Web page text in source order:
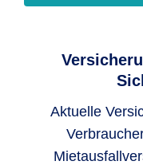
strittige
keine
durch den
Aktuelle